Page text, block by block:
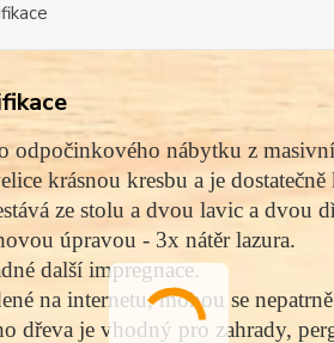
odpočinkového nábytku z
krásnou kresbu a je
ze stolu a dvou lavic a dvou
úpravou - 3x nátěr lazura.
další impregnace.
na internetu, mohou se
dřeva je vhodný pro zahrady,